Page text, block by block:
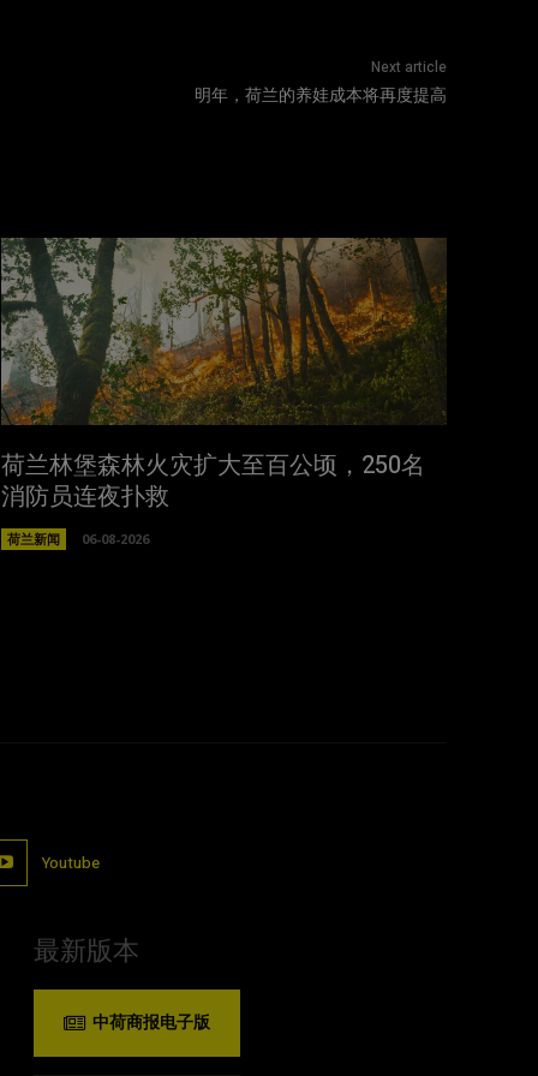
Next article
明年，荷兰的养娃成本将再度提高
荷兰林堡森林火灾扩大至百公顷，250名
消防员连夜扑救
荷兰新闻 06-08-2026
Youtube
最新版本
中荷商报电子版